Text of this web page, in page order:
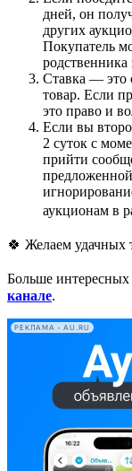
дней, он
других
Покупатель
родственника
Ставка — это
товар. Если
это право и
Если вы
2 суток с
прийти
аукционам в
🍀 Желаем удачных
Больше
канале.
РЕКЛАМА • AU.RU